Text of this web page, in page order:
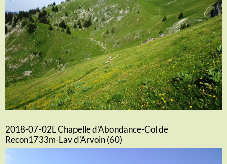
2018-07-02L Chapelle d'Abondance-Col de
Recon1733m-Lav d'Arvoin (60)